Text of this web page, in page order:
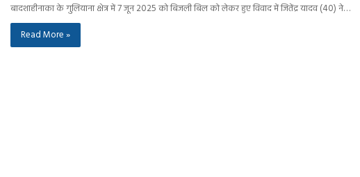
बादशाहीनाका के गुलियाना क्षेत्र में 7 जून 2025 को बिजली बिल को लेकर हुए विवाद में जितेंद्र यादव (40) ने…
Read More »